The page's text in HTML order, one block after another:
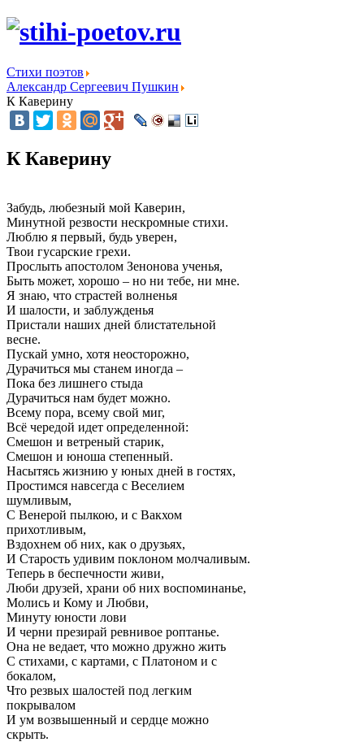
Стихи поэтов
Александр Сергеевич Пушкин
К Каверину
К Каверину
Забудь, любезный мой Каверин,
Минутной резвости нескромные стихи.
Люблю я первый, будь уверен,
Твои гусарские грехи.
Прослыть апостолом Зенонова ученья,
Быть может, хорошо – но ни тебе, ни мне.
Я знаю, что страстей волненья
И шалости, и заблужденья
Пристали наших дней блистательной
весне.
Пускай умно, хотя неосторожно,
Дурачиться мы станем иногда –
Пока без лишнего стыда
Дурачиться нам будет можно.
Всему пора, всему свой миг,
Всё чередой идет определенной:
Смешон и ветреный старик,
Смешон и юноша степенный.
Насытясь жизнию у юных дней в гостях,
Простимся навсегда с Веселием
шумливым,
С Венерой пылкою, и с Вакхом
прихотливым,
Вздохнем об них, как о друзьях,
И Старость удивим поклоном молчаливым.
Теперь в беспечности живи,
Люби друзей, храни об них воспоминанье,
Молись и Кому и Любви,
Минуту юности лови
И черни презирай ревнивое роптанье.
Она не ведает, что можно дружно жить
С стихами, с картами, с Платоном и с
бокалом,
Что резвых шалостей под легким
покрывалом
И ум возвышенный и сердце можно
скрыть.